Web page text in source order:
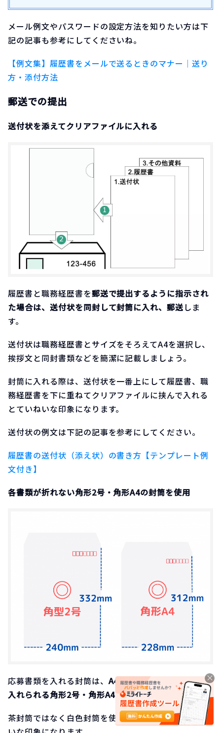
メール例文やパスワードの設定方法を知りたい方は下
記の記事も参考にしてくださいね。
【例文集】履歴書をメールで送るときのマナー｜送り
方・添付方法
郵送での提出
送付状を添えてクリアファイルに入れる
履歴書と職務経歴書を郵送で提出するように指示され
た場合は、送付状を同封して封筒に入れ、郵送 しま
す。
送付状は職務経歴書とサイズをそろえてA4を選択し、
挨拶文と同封書類などを簡潔に記載しましょう。
封筒に入れる際は、送付状を一番上にして履歴書、職
務経歴書を下に重ねてクリアファイルに挟んで入れる
とていねいな印象になります。
送付状の例文は下記の記事を参考にしてください。
履歴書の送付状（添え状）の書き方【テンプレート例
文付き】
各書類が折れない角形2号・角形A4の封筒を使用
応募書類を入れる封筒は、A4サイズの書類を折らずに
入れられる角形2号・角形A4の封筒を選びましょう。
茶封筒ではなく白色封筒を使うことで、さらにていね